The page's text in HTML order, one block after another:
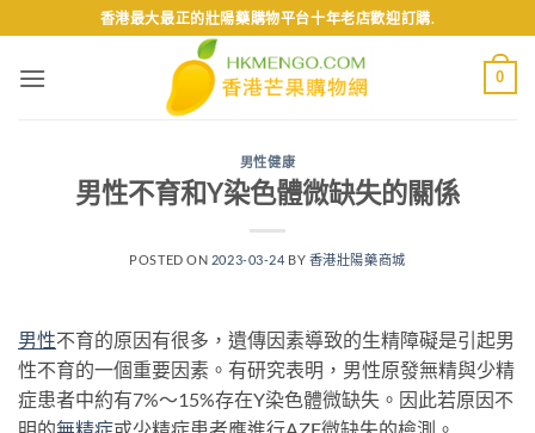
to
content
香港最大最正的壯陽藥購物平台十年老店歡迎訂購.
0
男性健康
男性不育和Y染色體微缺失的關係
POSTED ON 2023-03-24 BY 香港壯陽藥商城
男性不育的原因有很多，遺傳因素導致的生精障礙是引起男
性不育的一個重要因素。有研究表明，男性原發無精與少精
症患者中約有7%～15%存在Y染色體微缺失。因此若原因不
明的無精症或少精症患者應進行AZF微缺失的檢測。